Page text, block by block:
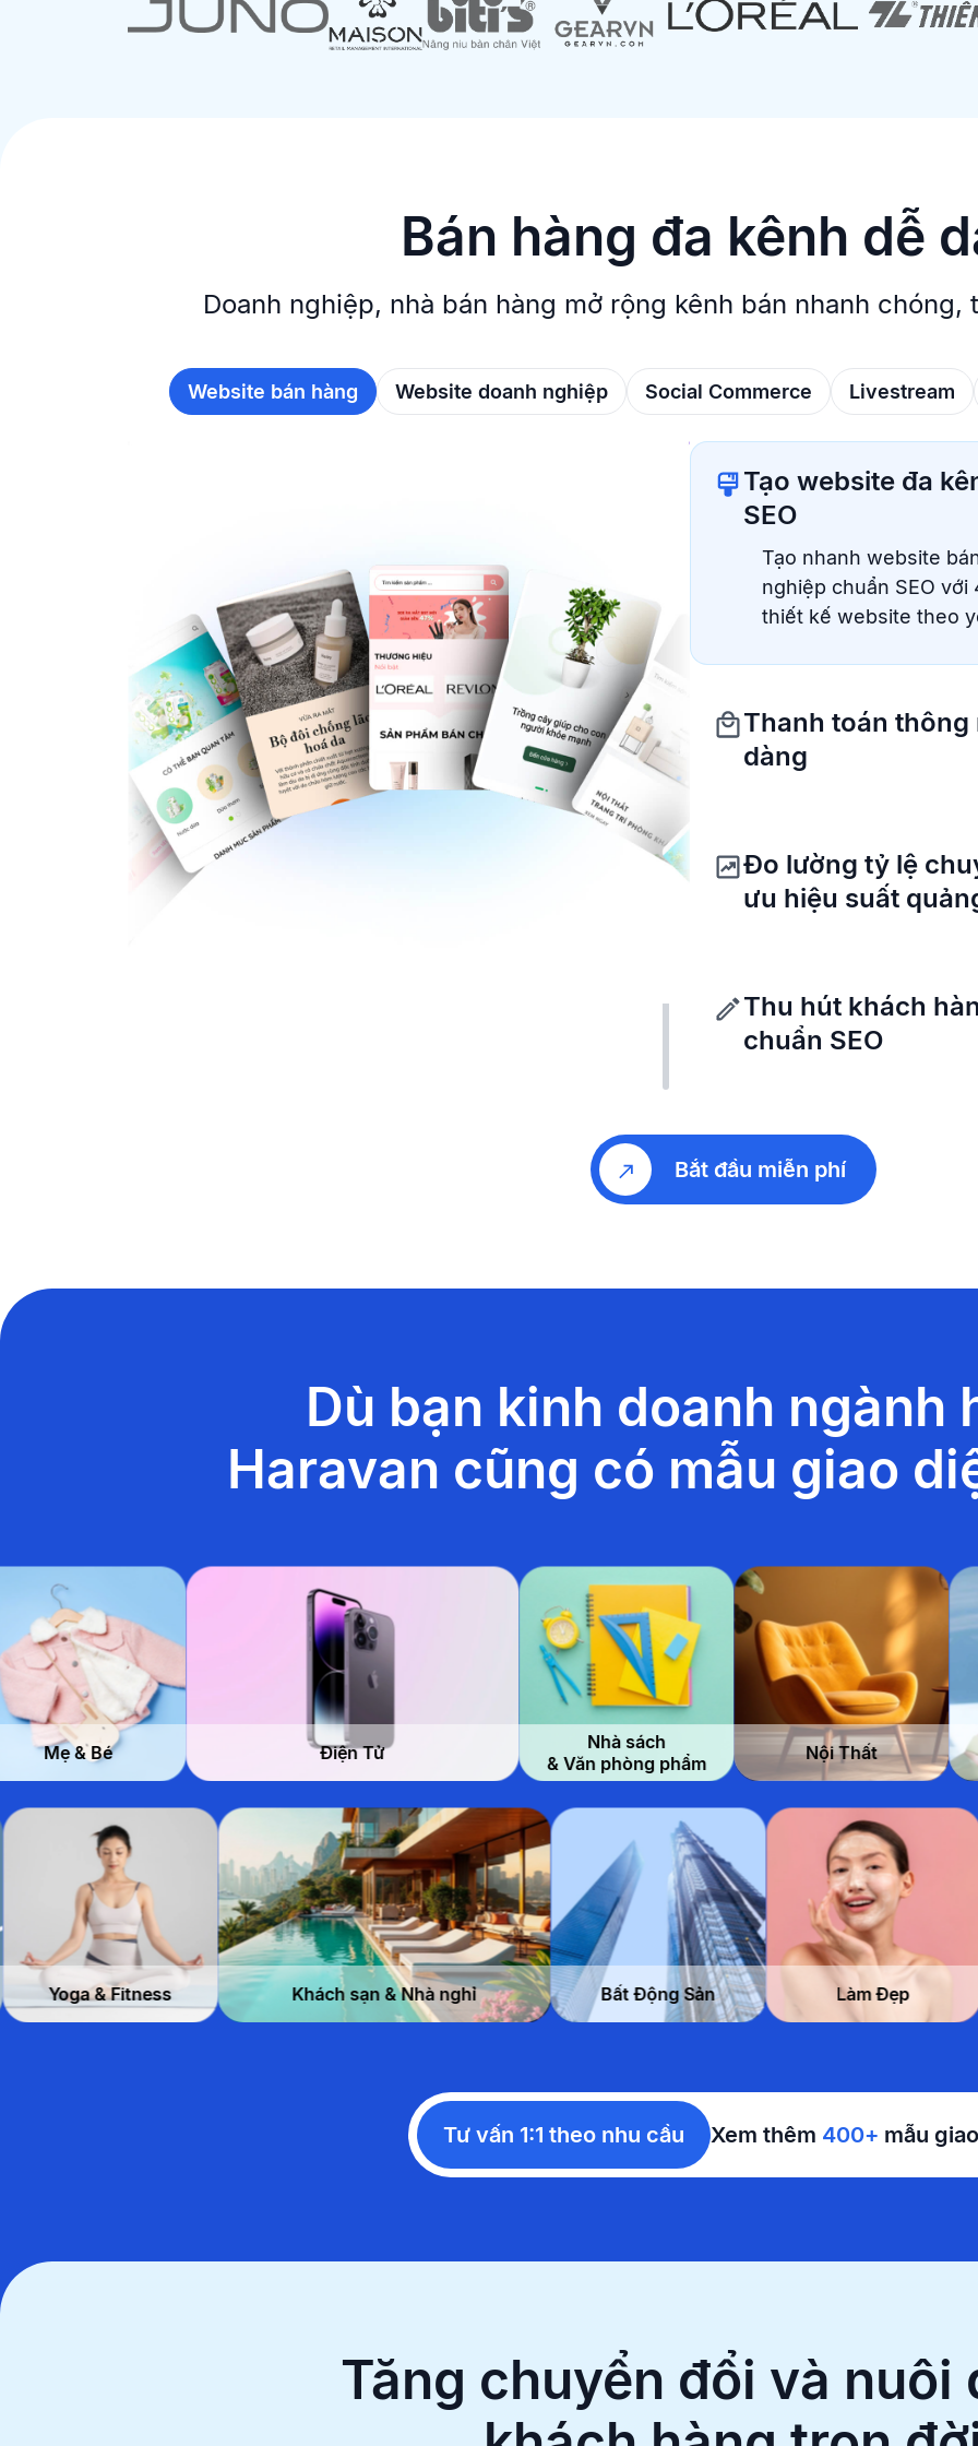
Bán hàng đa kênh dễ
Doanh nghiệp, nhà bán hàng mở rộng kênh bán nhanh
Website bán hàng Website doanh nghiệp Social Commerce Livestream
Tạo website đa
SEO
Thanh toán
dàng
phẩm liên quan, gợi ý
chồng deal…
Đo lường tỷ lệ
ưu hiệu suất
Thu hút khách
chuẩn SEO
Bắt đầu miễn phí
Dù bạn kinh doanh ngành
Haravan cũng có mẫu giao
& Văn phòng phẩm
Nội Thất
Xuất Yoga & Fitness Khách sạn & Nhà nghỉ Bất Động Sản
Tư vấn 1:1 theo nhu cầu Xem thêm 400+ mẫu
Tăng chuyển đổi và nuôi